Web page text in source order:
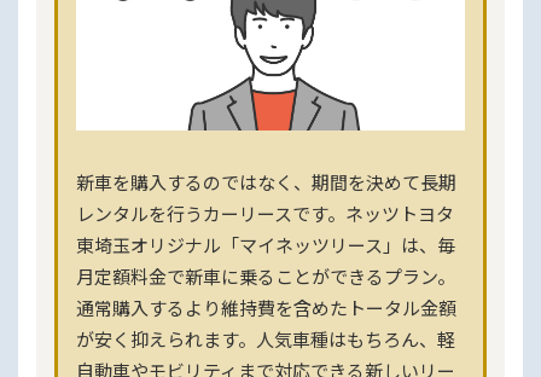
新車を購入するのではなく、期間を決めて長期
レンタルを行うカーリースです。ネッツトヨタ
東埼玉オリジナル「マイネッツリース」は、毎
月定額料金で新車に乗ることができるプラン。
通常購入するより維持費を含めたトータル金額
が安く抑えられます。人気車種はもちろん、軽
自動車やモビリティまで対応できる新しいリー